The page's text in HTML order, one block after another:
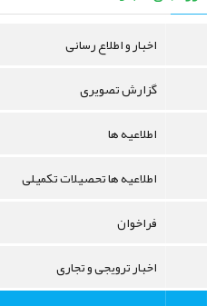
اطلاع
رسانیاخبار و اطلاع رسانی
گزارش تصویری
اطلاعیه ها
اطلاعیه ها تحصیلات تکمیلی
فراخوان
اخبار ترویجی و تجاری